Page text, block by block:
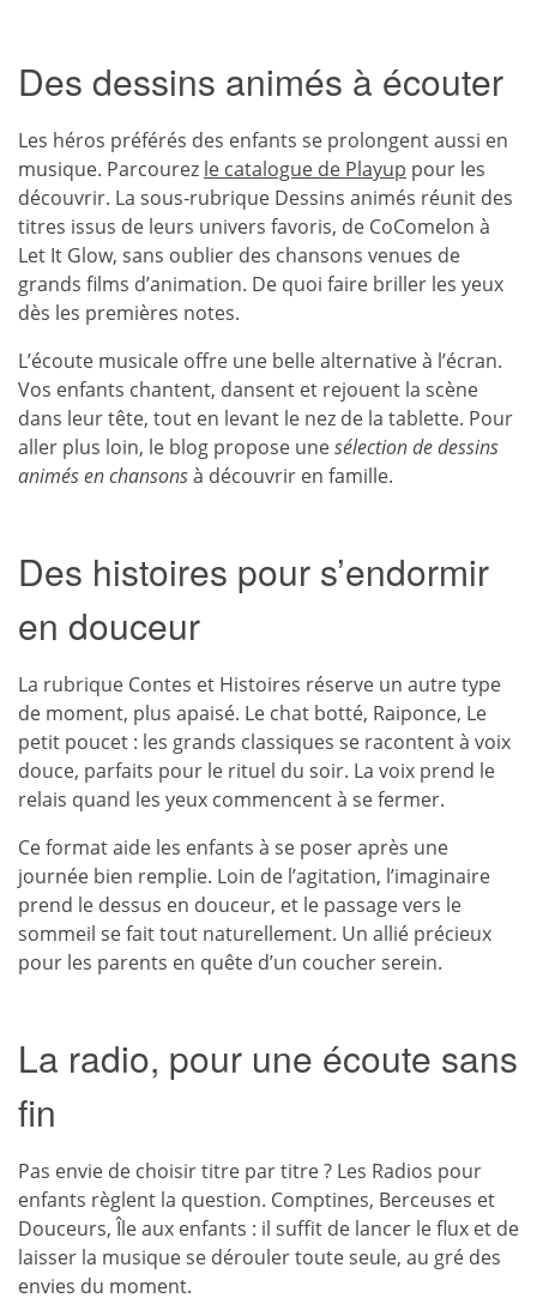
Des dessins animés à écouter
Les héros préférés des enfants se prolongent aussi en
musique. Parcourez le catalogue de Playup pour les
découvrir. La sous-rubrique Dessins animés réunit des
titres issus de leurs univers favoris, de CoComelon à
Let It Glow, sans oublier des chansons venues de
grands films d’animation. De quoi faire briller les yeux
dès les premières notes.
L’écoute musicale offre une belle alternative à l’écran.
Vos enfants chantent, dansent et rejouent la scène
dans leur tête, tout en levant le nez de la tablette. Pour
aller plus loin, le blog propose unesélection de dessins
animés en chansonsà découvrir en famille.
Des histoires pour s’endormir
en douceur
La rubrique Contes et Histoires réserve un autre type
de moment, plus apaisé. Le chat botté, Raiponce, Le
petit poucet : les grands classiques se racontent à voix
douce, parfaits pour le rituel du soir. La voix prend le
relais quand les yeux commencent à se fermer.
Ce format aide les enfants à se poser après une
journée bien remplie. Loin de l’agitation, l’imaginaire
prend le dessus en douceur, et le passage vers le
sommeil se fait tout naturellement. Un allié précieux
pour les parents en quête d’un coucher serein.
La radio, pour une écoute sans
fin
Pas envie de choisir titre par titre ? Les Radios pour
enfants règlent la question. Comptines, Berceuses et
Douceurs, Île aux enfants : il suffit de lancer le flux et de
laisser la musique se dérouler toute seule, au gré des
envies du moment.